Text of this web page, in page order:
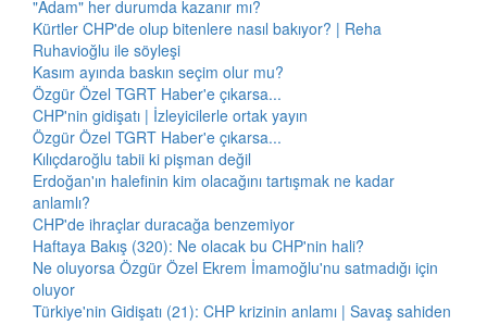
"Adam" her durumda kazanır mı?
Kürtler CHP'de olup bitenlere nasıl bakıyor? | Reha
Ruhavioğlu ile söyleşi
Kasım ayında baskın seçim olur mu?
Özgür Özel TGRT Haber'e çıkarsa...
CHP'nin gidişatı | İzleyicilerle ortak yayın
Özgür Özel TGRT Haber'e çıkarsa...
Kılıçdaroğlu tabii ki pişman değil
Erdoğan'ın halefinin kim olacağını tartışmak ne kadar
anlamlı?
CHP'de ihraçlar duracağa benzemiyor
Haftaya Bakış (320): Ne olacak bu CHP'nin hali?
Ne oluyorsa Özgür Özel Ekrem İmamoğlu'nu satmadığı için
oluyor
Türkiye'nin Gidişatı (21): CHP krizinin anlamı | Savaş sahiden